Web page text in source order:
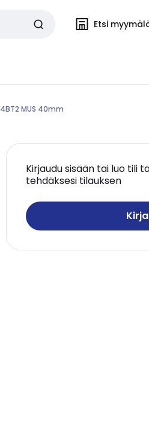
Etsi
MUS 40mm
Kirjaudu sisään tai luo tili
tehdäksesi tilauksen